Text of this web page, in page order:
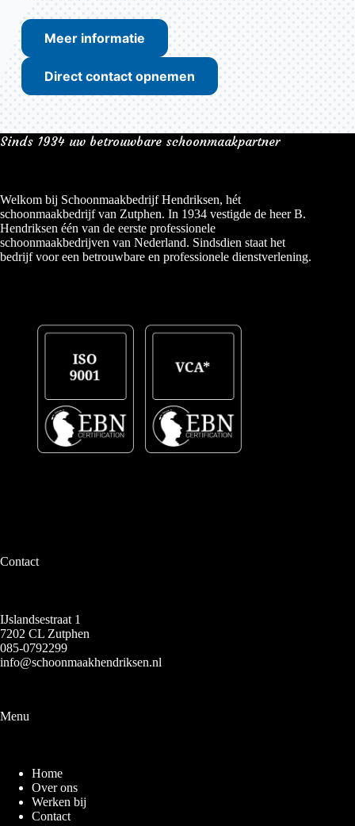
Meer informatie
Direct contact opnemen
Sinds 1934 uw betrouwbare schoonmaakpartner
Welkom bij Schoonmaakbedrijf Hendriksen, hét
schoonmaakbedrijf van Zutphen. In 1934 vestigde de heer B.
Hendriksen één van de eerste professionele
schoonmaakbedrijven van Nederland. Sindsdien staat het
bedrijf voor een betrouwbare en professionele dienstverlening.
Contact
IJslandsestraat 1
7202 CL Zutphen
085-0792299
info@schoonmaakhendriksen.nl
Menu
Home
Over ons
Werken bij
Contact